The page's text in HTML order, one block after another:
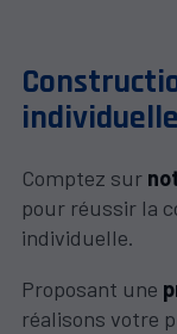
Comptez sur
pour réussir la
individuelle.
Proposant une
réalisons votre